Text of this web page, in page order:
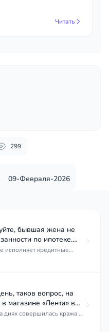
299
09-Февраля-2026
Читать
не
по ипотеке.
исполняет кредитные
документы нужны подачи
таков вопрос, на
магазине «Лента» в
в возрасте 16 и
днях совершилась кража в
двумя подростками в